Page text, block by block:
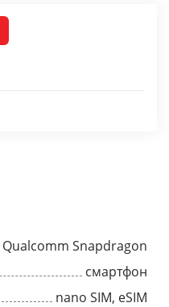
Qualcomm Snapdragon
смартфон
nano SIM, eSIM